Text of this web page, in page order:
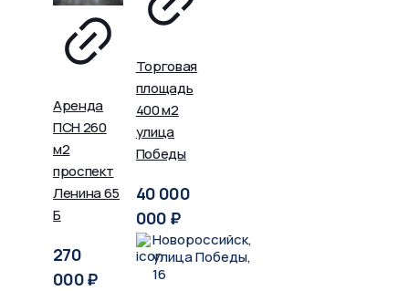
Аренда
ПСН 260
м2
проспект
Ленина 65
Б
270
000₽
Торговая
площадь
400 м2
улица
Победы
40 000
000 ₽
Новороссийск,
улица Победы,
16